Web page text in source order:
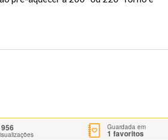
Guardada em
1 favoritos